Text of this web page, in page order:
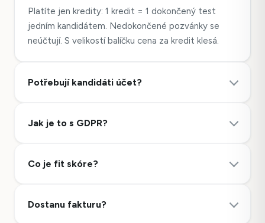
Platíte jen kredity: 1 kredit = 1 dokončený test
jedním kandidátem. Nedokončené pozvánky se
neúčtují. S velikostí balíčku cena za kredit klesá.
Potřebují kandidáti účet?
Jak je to s GDPR?
Co je fit skóre?
Dostanu fakturu?